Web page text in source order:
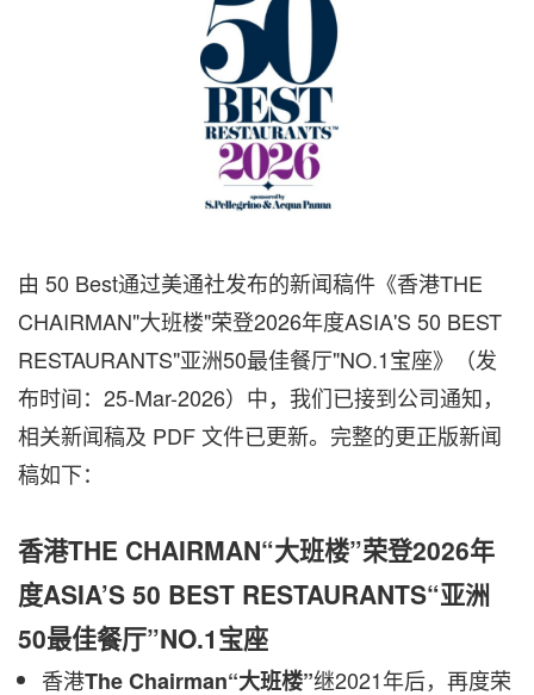
由 50 Best通过美通社发布的新闻稿件《香港THE
CHAIRMAN"大班楼"荣登2026年度ASIA'S 50 BEST
RESTAURANTS"亚洲50最佳餐厅"NO.1宝座》（发
布时间：25-Mar-2026）中，我们已接到公司通知，
相关新闻稿及 PDF 文件已更新。完整的更正版新闻
稿如下：
香港THE CHAIRMAN“大班楼”荣登2026年
度ASIA’S 50 BEST RESTAURANTS“亚洲
50最佳餐厅”NO.1宝座
香港The Chairman“大班楼”继2021年后， 再度荣